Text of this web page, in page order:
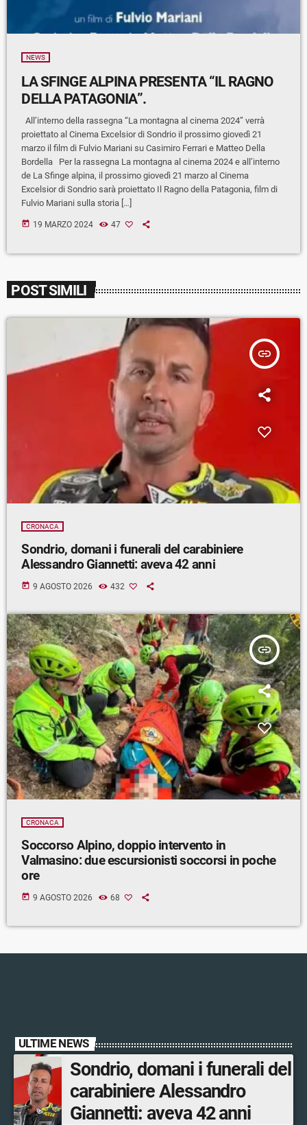
NEWS
LA SFINGE ALPINA PRESENTA “IL RAGNO
DELLA PATAGONIA”.
All’interno della rassegna “La montagna al cinema 2024” verrà
proiettato al Cinema Excelsior di Sondrio il prossimo giovedì 21
marzo il film di Fulvio Mariani su Casimiro Ferrari e Matteo Della
Bordella Per la rassegna La montagna al cinema 2024 e all’interno
de La Sfinge alpina, il prossimo giovedì 21 marzo al Cinema
Excelsior di Sondrio sarà proiettato Il Ragno della Patagonia, film di
Fulvio Mariani sulla storia […]
today 19 MARZO 2024 47
POST SIMILI
insert_link
CRONACA
Sondrio, domani i funerali del carabiniere
Alessandro Giannetti: aveva 42 anni
today 9 AGOSTO 2026 432
insert_link
CRONACA
Soccorso Alpino, doppio intervento in
Valmasino: due escursionisti soccorsi in poche
ore
today 9 AGOSTO 2026 68
ULTIME NEWS
Sondrio, domani i funerali del
carabiniere Alessandro
Giannetti: aveva 42 anni